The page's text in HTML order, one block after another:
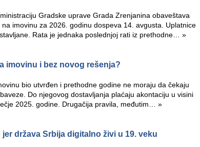
Gradske uprave Grada Zrenjanina obaveštava
imovinu za 2026. godinu dospeva 14. avgusta. Uplatnice
Rata je jednaka poslednjoj rati iz prethodne… »
imovinu i bez novog rešenja?
bio utvrđen i prethodne godine ne moraju da čekaju
Do njegovog dostavljanja plaćaju akontaciju u visini
2025. godine. Drugačija pravila, međutim… »
država Srbija digitalno živi u 19. veku